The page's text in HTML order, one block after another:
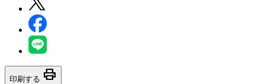
印刷する print